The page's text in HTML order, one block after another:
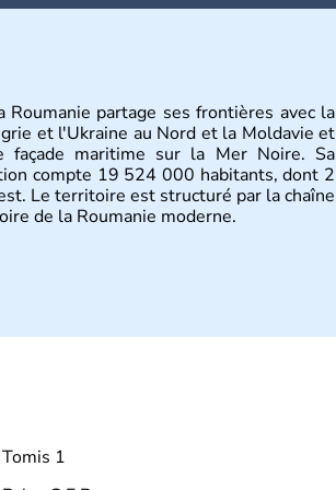
partage ses frontières avec la
et l'Ukraine au Nord et la Moldavie et
façade maritime sur la Mer Noire. Sa
compte 19 524 000 habitants, dont 2
Le territoire est structuré par la chaîne
de la Roumanie moderne.
Tomis 1